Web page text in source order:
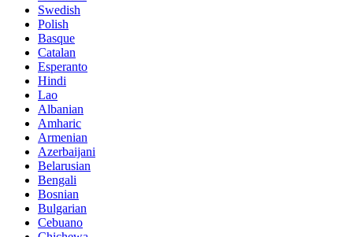
Swedish
Polish
Basque
Catalan
Esperanto
Hindi
Lao
Albanian
Amharic
Armenian
Azerbaijani
Belarusian
Bengali
Bosnian
Bulgarian
Cebuano